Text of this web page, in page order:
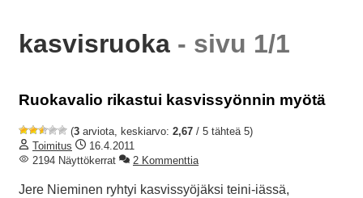
kasvisruoka - sivu 1/1
Ruokavalio rikastui kasvissyönnin myötä
(3 arviota, keskiarvo: 2,67 / 5 tähteä 5)
Toimitus
16.4.2011
2194 Näyttökerrat
2 Kommenttia
Jere Nieminen ryhtyi kasvissyöjäksi teini-iässä,